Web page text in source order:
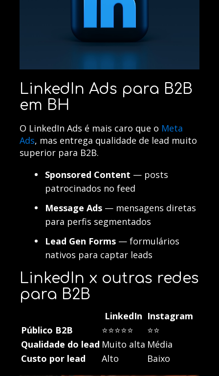
LinkedIn Ads para B2B
em BH
O LinkedIn Ads é mais caro que o Meta
Ads, mas entrega qualidade de lead muito
superior para B2B.
Sponsored Content — posts
patrocinados no feed
Message Ads — mensagens diretas
para perfis segmentados
Lead Gen Forms — formulários
nativos para captar leads
LinkedIn x outras redes
para B2B
LinkedIn Instagram
Público B2B
⭐⭐⭐⭐⭐
⭐⭐
Qualidade do lead Muito alta Média
Custo por lead
Alto Baixo